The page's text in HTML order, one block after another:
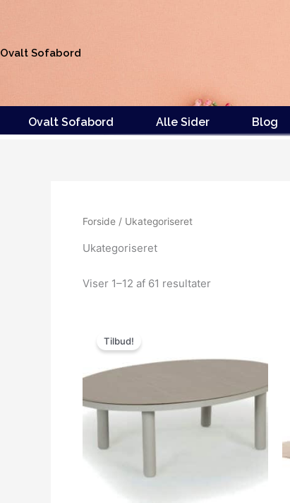
Ovalt Sofabord
Ovalt Sofabord Alle Sider Blog
Forside / Ukategoriseret
Ukategoriseret
Viser 1–12 af 61 resultater
Tilbud!
pris
er: